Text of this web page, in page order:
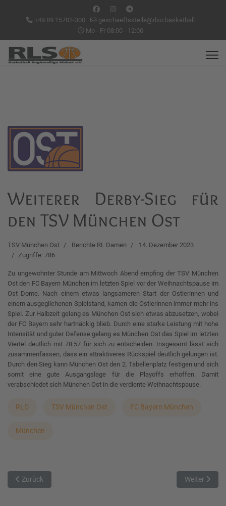
+49 89 15702-300
geschaeftsstelle@rlso.basketball
Mo - Fr 08:00 - 12:00
Weiterer Derby-Sieg für
den TSV München Ost
TSV München Ost Berichte RL Damen
14. Dezember 2023
Zugriffe: 786
Zu ungewohnter Stunde am Mittwoch Abend empfing der TSV München
Ost den FC Bayern München im letzten Spiel vor der Weihnachtspause im
Ost Dome. Nach einem etwas langsameren Start der Ostlerinnen und
einem ausgeglichenen Spielstand, kamen die Ostlerinnen immer mehr ins
Spiel. Zur Halbzeit gelang es München Ost sich etwas abzusetzen, wobei
der FC Bayern sehr hartnäckig blieb. Durch eine starke Leistung mit hohe
Intensität und guter Defense gelang es München Ost das Spiel im letzten
Viertel deutlich mit 78:57 für sich zu entscheiden. Insgesamt lässt sich
zusammenfassen, dass ein attraktiveres Rückspiel deutlich gelungen ist.
Durch den Sieg kann München Ost den 2. Tabellenplatz festigen und sich
somit eine gute Ausgangslage für die Playoffs erhoffen. Damit
verabschiedet sich München Ost in die verdiente Weihnachtspause.
RLD TSV München Ost FC Bayern München
München
Vorheriger Beitrag: Jena zu Gast in Regensburg
Zurück Nächster
Weiter